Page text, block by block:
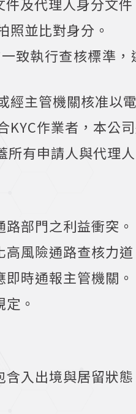
照並比對身分。
致執行查核標準
主管機關核准以
作業者，本公
有申請人與代理
部門之利益衝突。
風險通路查核力道
時通報主管機關。
。
入出境與居留狀